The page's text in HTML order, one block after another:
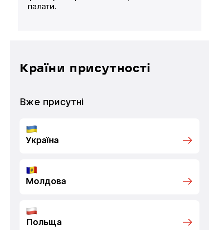
палати.
Країни присутності
Вже присутні
Україна
Молдова
Польща